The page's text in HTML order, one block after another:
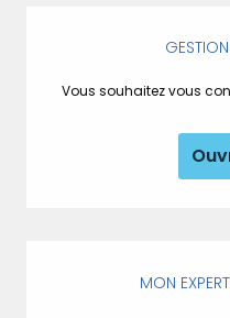
Vous souhaitez vous
MON